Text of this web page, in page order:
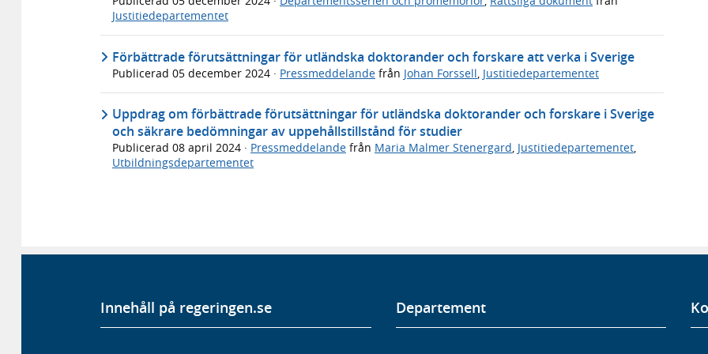
Justitiedepartementet
Förbättrade förutsättningar för utländska doktorander och forskare att verka i Sverige
Publicerad 05 december 2024 · Pressmeddelande från Johan Forssell Justitiedepartementet
Uppdrag om förbättrade förutsättningar för utländska doktorander och forskare i Sverige
och säkrare bedömningar av uppehållstillstånd för studier
Publicerad 08 april 2024 · Pressmeddelande från Maria Malmer Stenergard, Justitiedepartementet,
Utbildningsdepartementet
Innehåll på regeringen.se Departement